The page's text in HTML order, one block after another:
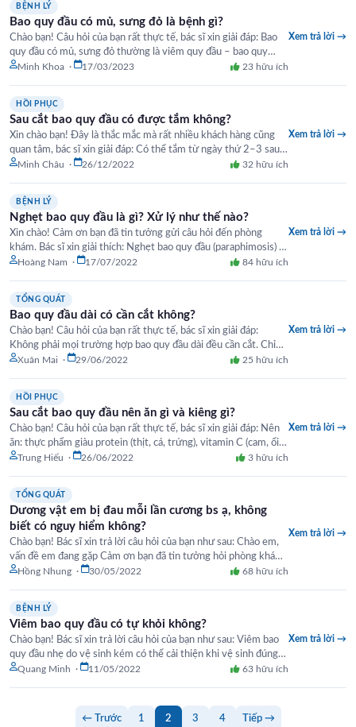
BỆNH LÝ
Bao quy đầu có mủ, sưng đỏ là bệnh gì?
Chào bạn! Câu hỏi của bạn rất thực tế, bác sĩ xin giải đáp: Bao
quy đầu có mủ, sưng đỏ thường là viêm quy đầu – bao quy
đầu…
Minh Khoa · 17/03/2023 23 hữu ích
Xem trả lời →
HỒI PHỤC
Sau cắt bao quy đầu có được tắm không?
Xin chào bạn! Đây là thắc mắc mà rất nhiều khách hàng cũng
quan tâm, bác sĩ xin giải đáp: Có thể tắm từ ngày thứ 2–3 sau
mổ, nhưng…
Minh Châu · 26/12/2022 32 hữu ích
Xem trả lời →
BỆNH LÝ
Nghẹt bao quy đầu là gì? Xử lý như thế nào?
Xin chào! Cảm ơn bạn đã tin tưởng gửi câu hỏi đến phòng
khám. Bác sĩ xin giải thích: Nghẹt bao quy đầu (paraphimosis) là
tình trạng bao quy đầu…
Hoàng Nam · 17/07/2022 84 hữu ích
Xem trả lời →
TỔNG QUÁT
Bao quy đầu dài có cần cắt không?
Chào bạn! Câu hỏi của bạn rất thực tế, bác sĩ xin giải đáp:
Không phải mọi trường hợp bao quy đầu dài đều cần cắt. Chỉ
cần cắt khi:…
Xuân Mai · 29/06/2022 25 hữu ích
Xem trả lời →
HỒI PHỤC
Sau cắt bao quy đầu nên ăn gì và kiêng gì?
Chào bạn! Câu hỏi của bạn rất thực tế, bác sĩ xin giải đáp: Nên
ăn: thực phẩm giàu protein (thịt, cá, trứng), vitamin C (cam, ổi,
rau xanh) giúp…
Trung Hiếu · 26/06/2022 3 hữu ích
Xem trả lời →
TỔNG QUÁT
Dương vật em bị đau mỗi lần cương bs ạ, không
biết có nguy hiểm không?
Chào bạn! Bác sĩ xin trả lời câu hỏi của bạn như sau: Chào em,
vấn đề em đang gặp Cảm ơn bạn đã tin tưởng hỏi phòng khám.
Nếu…
Hồng Nhung · 30/05/2022 68 hữu ích
Xem trả lời →
BỆNH LÝ
Viêm bao quy đầu có tự khỏi không?
Chào bạn! Bác sĩ xin trả lời câu hỏi của bạn như sau: Viêm bao
quy đầu nhẹ do vệ sinh kém có thể cải thiện khi vệ sinh đúng…
Quang Minh · 11/05/2022 63 hữu ích
Xem trả lời →
Phân
← Trước 1 2 3 4 Tiếp →